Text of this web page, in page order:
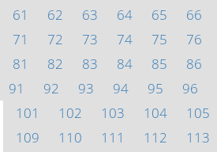
61
62 63 64 65 66
71
72 73 74 75 76
81
82 83 84 85 86
91
92 93 94 95 96
101
102 103 104 105
109
110 111 112 113